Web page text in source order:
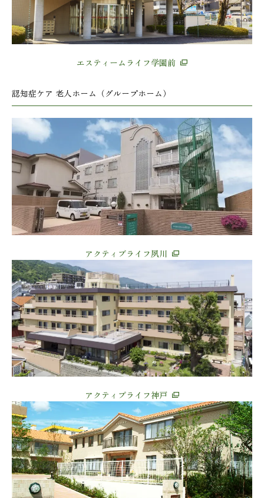
エスティームライフ学園前
認知症ケア 老人ホーム（グループホーム）
アクティブライフ夙川
アクティブライフ神戸